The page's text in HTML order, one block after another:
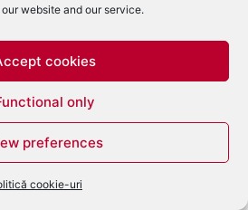
website and our service.
cookies
only
preferences
cookie-uri